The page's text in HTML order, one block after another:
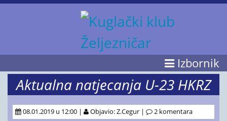
Izbornik
Aktualna natjecanja U-23 HKRZ
08.01.2019 u 12:00 | Objavio: Z.Cegur | 2 komentara